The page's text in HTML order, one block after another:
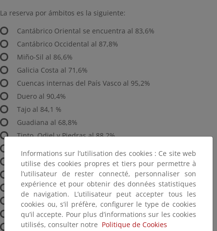
La reserva por ámbitos es la siguiente:
Cantábrico Oriental se encuentra al 83,6%
Cantábrico Occidental al 87,8%
Miño-Sil al 86,6%
Galicia Costa al 71,6%
Cuencas internas del País Vasco al 95,2%
Duero al 90,4%
Tajo al 84,1 %
Guadiana al 68,8%
Tinto, Odiel y Piedras al 88,2%
Guadalete-Barbate al 52,8%
Guadalquivir al 58,0%
Cuenca Mediterránea Andaluza al 56,7%
Segura al 31,3%
Júcar al 62,1%
Ebro al 89,3%
Cuencas internas de Cataluña al 82,6%
Informations sur l’utilisation des cookies : Ce site web
utilise des cookies propres et tiers pour permettre à
l’utilisateur de rester connecté, personnaliser son
expérience et pour obtenir des données statistiques
de navigation. L’utilisateur peut accepter tous les
cookies ou, s’il préfère, configurer le type de cookies
qu’il accepte. Pour plus d’informations sur les cookies
utilisés, consulter notre Politique de Cookies